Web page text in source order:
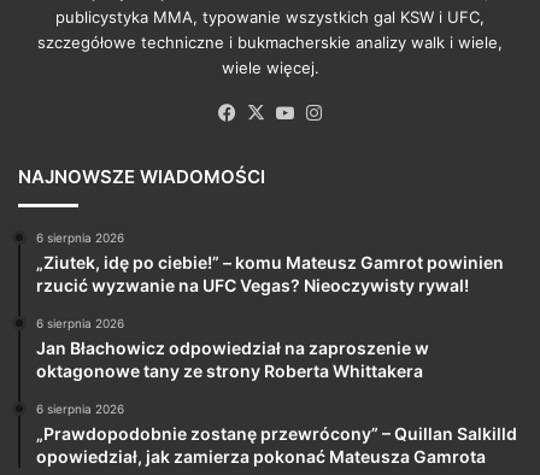
publicystyka MMA, typowanie wszystkich gal KSW i UFC,
szczegółowe techniczne i bukmacherskie analizy walk i wiele,
wiele więcej.
Facebook
X YouTube
NAJNOWSZE WIADOMOŚCI
6 sierpnia 2026
„Ziutek, idę po ciebie!” – komu Mateusz Gamrot powinien
rzucić wyzwanie na UFC Vegas? Nieoczywisty rywal!
6 sierpnia 2026
Jan Błachowicz odpowiedział na zaproszenie w
oktagonowe tany ze strony Roberta Whittakera
6 sierpnia 2026
„Prawdopodobnie zostanę przewrócony” – Quillan Salkilld
opowiedział, jak zamierza pokonać Mateusza Gamrota